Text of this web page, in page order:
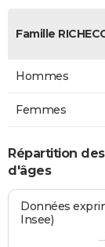
Famille
Hommes
Femmes
Répartition
d'âges
Données
Insee)